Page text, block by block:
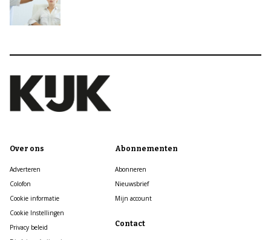
Over ons
Adverteren
Colofon
Cookie informatie
Cookie Instellingen
Privacy beleid
Abonnementen
Abonneren
Nieuwsbrief
Mijn account
Contact